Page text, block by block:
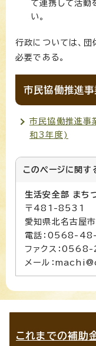
て連携して活動
い。
行政については、
必要である。
市民協働推進
市民協働推進
和3年度)
このページに関す
生活安全部 まち
〒481-8531
愛知県北名古屋
電話：0568-
ファクス：
メール：
これまでの補助